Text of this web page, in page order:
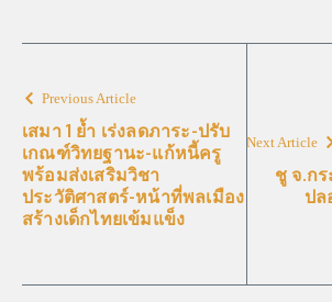
Previous Article
เสมา 1 ย้ำ เร่งลดภาระ-ปรับ
เกณฑ์วิทยฐานะ-แก้หนี้ครู
พร้อมส่งเสริมวิชา
ประวัติศาสตร์-หน้าที่พลเมือง
สร้างเด็กไทยเข้มแข็ง
Next Article
ชู จ.ก
ปล